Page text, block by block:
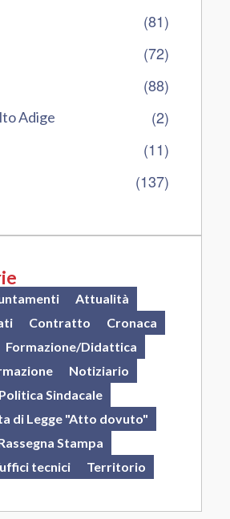
(81)
(72)
(88)
Adige (2)
(11)
(137)
Attualità
Contratto
Cronaca
Formazione/Didattica
Notiziario
Politica Sindacale
di Legge "Atto dovuto"
Stampa
tecnici
Territorio